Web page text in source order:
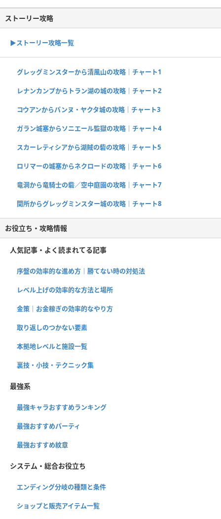
ストーリー攻略
▶︎ストーリー攻略一覧
グレッグミンスターから清風山の攻略｜チャート1
レナンカンプからトラン湖の城の攻略｜チャート2
コウアンからパンヌ・ヤクタ城の攻略｜チャート3
ガラン城塞からソニエール監獄の攻略｜チャート4
スカーレティシアから湖賊の砦の攻略｜チャート5
ロリマーの城塞からネクロードの攻略｜チャート6
竜洞から竜騎士の砦／空中庭園の攻略｜チャート7
関所からグレッグミンスター城の攻略｜チャート8
お役立ち・攻略情報
人気記事・よく読まれてる記事
序盤の効率的な進め方｜勝てない時の対処法
レベル上げの効率的な方法と場所
金策｜お金稼ぎの効率的なやり方
取り返しのつかない要素
本拠地レベルと施設一覧
裏技・小技・テクニック集
最強系
最強キャラおすすめランキング
最強おすすめパーティ
最強おすすめ紋章
システム・総合お役立ち
エンディング分岐の種類と条件
ショップと販売アイテム一覧